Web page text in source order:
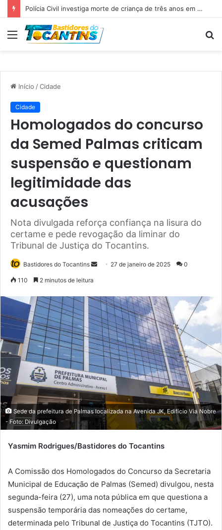
Professora Dorinha lidera disputa pelo Governo do Tocantins com 37,4% das intenções de voto, aponta pesquisa
Menu
Início /Cidade
Cidade
Homologados do concurso
da Semed Palmas criticam
suspensão e questionam
legitimidade das
acusações
Nota divulgada reforça confiança na lisura do
certame e pede revogação da liminar do
Tribunal de Justiça do Tocantins.
Bastidores do Tocantins
d
e
u
m
e
-
m
i
l
27 de janeiro de 2025 0
110 2 minutos de leitura
Sede da prefeitura de Palmas localizada na Avenida JK, Edifício Via Nobre
- Foto: Divulgação
Yasmim Rodrigues/Bastidores do Tocantins
A Comissão dos Homologados do Concurso da Secretaria
Municipal de Educação de Palmas (Semed) divulgou, nesta
segunda-feira (27), uma nota pública em que questiona a
suspensão temporária das nomeações do certame,
determinada pelo Tribunal de Justiça do Tocantins (TJTO).